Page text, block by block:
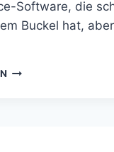
Software, die
Buckel hat,
VIEL